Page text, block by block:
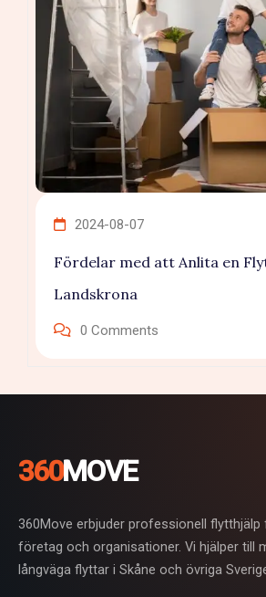
2024-08-07
Fördelar med att Anlita en
Landskrona
0 Comments
360MOVE
360Move erbjuder professionell flytthjälp
företag och organisationer. Vi hjälper till
långväga flyttar i Skåne och övriga